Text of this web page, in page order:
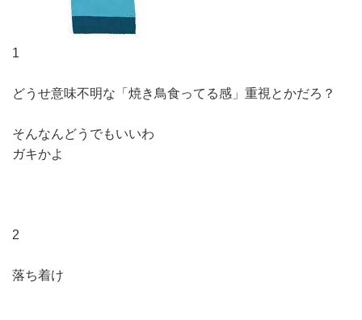
1
どうせ意味不明な「焼き鳥食ってる感」重視とかだろ？
そんなんどうでもいいわ
ガキかよ
2
落ち着け